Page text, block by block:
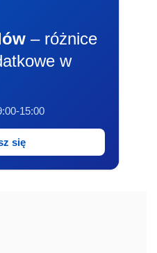
– różnice
w
15:00
się